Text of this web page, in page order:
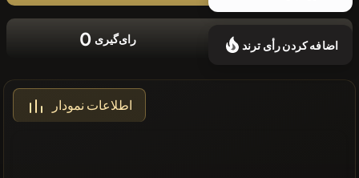
0 رای‌گیری اضافه کردن رأی ترند
اطلاعات نمودار